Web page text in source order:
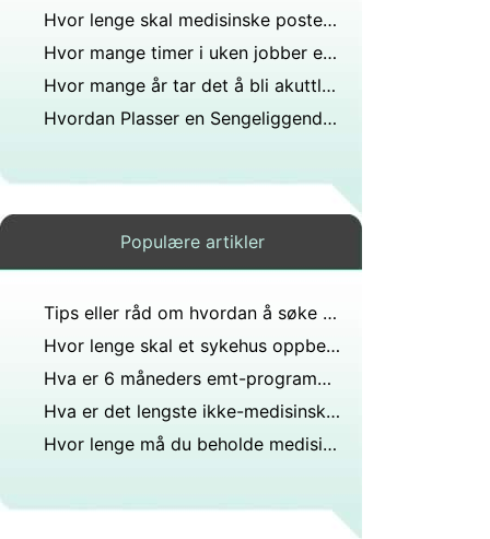
Hvor lenge skal medisinske poster føres?
Hvor mange timer i uken jobber en anestesilege?
Hvor mange år tar det å bli akuttlege?
Hvordan Plasser en Sengeliggende Pasient
Populære artikler
Tips eller råd om hvordan å søke om Disability
Hvor lenge skal et sykehus oppbevare polikliniske journaler?
Hva er 6 måneders emt-programmet?
Hva er det lengste ikke-medisinske ordet i engelsk ordbok?
Hvor lenge må du beholde medisinske journaler i Arizona?